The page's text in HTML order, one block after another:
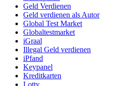
Geld Verdienen
Geld verdienen als Autor
Global Test Market
Globaltestmarket
iGraal
Illegal Geld verdienen
iPfand
Keypanel
Kreditkarten
Lotty